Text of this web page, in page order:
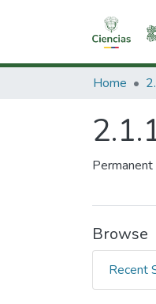
Home
Browse
Recent